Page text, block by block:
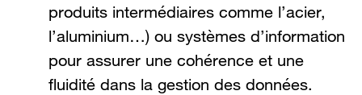
produits intermédiaires comme l’acier,
l’aluminium…) ou systèmes d’information
pour assurer une cohérence et une
fluidité dans la gestion des données.